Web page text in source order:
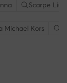
Scarpe Liu
Michael Kors